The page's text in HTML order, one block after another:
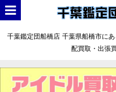
千葉鑑定団船橋店 千葉県船橋市に
配買取・出張